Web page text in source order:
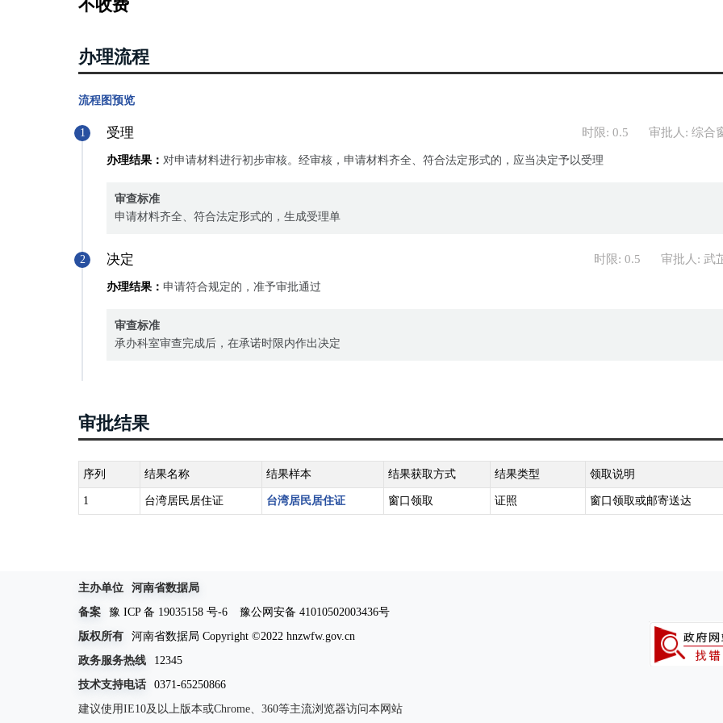
不收费
办理流程
流程图预览
1 受理 时限: 0.5 审批人: 综合
办理结果： 对申请材料进行初步审核。经审核，申请材料齐全、符合法定形式的，应当决定予以受理
审查标准
申请材料齐全、符合法定形式的，生成受理单
2 决定 时限: 0.5 审批人: 武
办理结果： 申请符合规定的，准予审批通过
审查标准
承办科室审查完成后，在承诺时限内作出决定
审批结果
序列 结果名称 结果样本 结果获取方式 结果类型 领取说明
1 台湾居民居住证 台湾居民居住证 窗口领取 证照 窗口领取或邮寄送达
主办单位
河南省数据局
备案
豫 ICP 备 19035158 号-6
豫公网安备 41010502003436号
版权所有
河南省数据局 Copyright ©2022 hnzwfw.gov.cn
政务服务热线
12345
技术支持电话
0371-65250866
建议使用IE10及以上版本或Chrome、360等主流浏览器访问本网站